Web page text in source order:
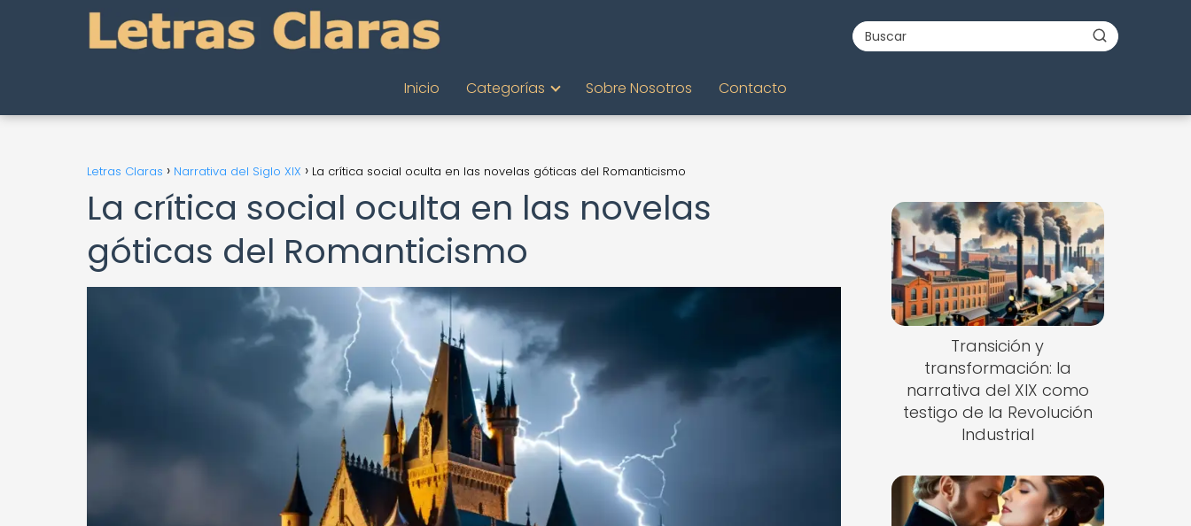
Inicio Categorías Sobre Nosotros Contacto
Letras Claras Narrativa del Siglo XIX La crítica social oculta en las novelas góticas del Romanticismo
La crítica social oculta en las novelas
góticas del Romanticismo
Transición y
transformación: la
narrativa del XIX como
testigo de la Revolución
Industrial